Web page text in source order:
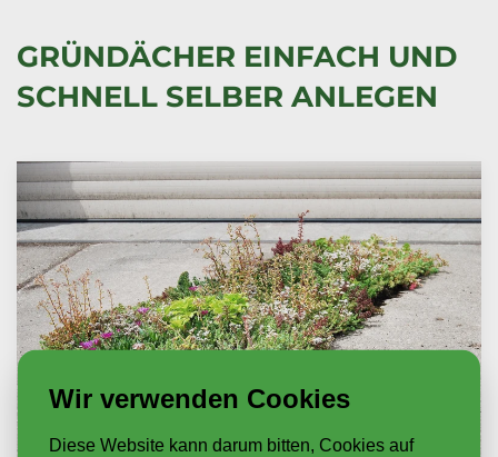
GRÜNDÄCHER EINFACH UND
SCHNELL SELBER ANLEGEN
Wir verwenden Cookies
Diese Website kann darum bitten, Cookies auf